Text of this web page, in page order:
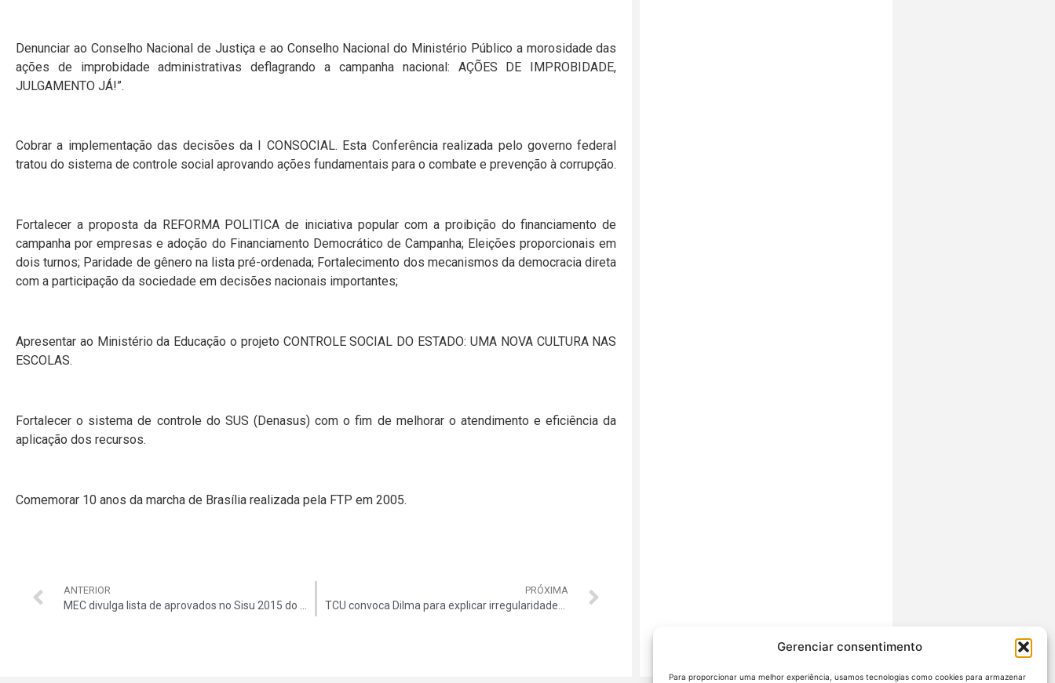
Gerenciar consentimento
Para proporcionar uma melhor experiência, usamos tecnologias como cookies para armazenar
Denunciar ao Conselho Nacional de Justiça e ao Conselho Nacional do Ministério Público a morosidade das
ações de improbidade administrativas deflagrando a campanha nacional: AÇÕES DE IMPROBIDADE,
JULGAMENTO JÁ!”.
Cobrar a implementação das decisões da I CONSOCIAL. Esta Conferência realizada pelo governo federal
tratou do sistema de controle social aprovando ações fundamentais para o combate e prevenção à corrupção.
Fortalecer a proposta da REFORMA POLITICA de iniciativa popular com a proibição do financiamento de
campanha por empresas e adoção do Financiamento Democrático de Campanha; Eleições proporcionais em
dois turnos; Paridade de gênero na lista pré-ordenada; Fortalecimento dos mecanismos da democracia direta
com a participação da sociedade em decisões nacionais importantes;
Apresentar ao Ministério da Educação o projeto CONTROLE SOCIAL DO ESTADO: UMA NOVA CULTURA NAS
ESCOLAS.
Fortalecer o sistema de controle do SUS (Denasus) com o fim de melhorar o atendimento e eficiência da
aplicação dos recursos.
Comemorar 10 anos da marcha de Brasília realizada pela FTP em 2005.
ANTERIOR
MEC divulga lista de aprovados no Sisu 2015 do meio do ano
PRÓXIMA
TCU convoca Dilma para explicar irregularidades em contas em até 30 dias